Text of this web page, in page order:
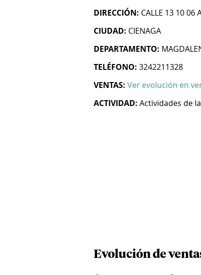
DIRECCIÓN: CALLE 13 10 06
CIUDAD: CIENAGA
DEPARTAMENTO:
TELÉFONO: 3242211328
VENTAS: Ver evolución en
ACTIVIDAD: Actividades de
Evolución de